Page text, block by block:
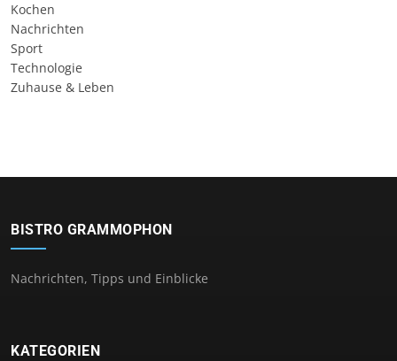
Kochen
Nachrichten
Sport
Technologie
Zuhause & Leben
BISTRO GRAMMOPHON
Nachrichten, Tipps und Einblicke
KATEGORIEN